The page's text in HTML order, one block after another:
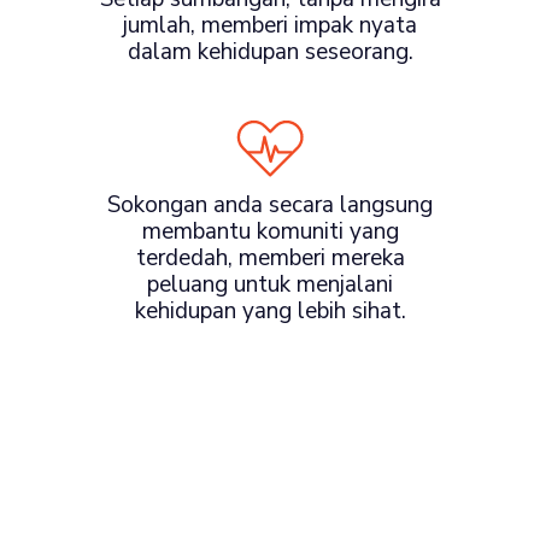
jumlah, memberi impak nyata
dalam kehidupan seseorang.
Sokongan anda secara langsung
membantu komuniti yang
terdedah, memberi mereka
peluang untuk menjalani
kehidupan yang lebih sihat.